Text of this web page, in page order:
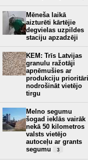
Berlīnē policijas
operācijā nošauts
praida laikā cilvēkos
iebraukušais uzbrucējs
Mēneša laikā
aizturēti kārtējie
degvielas uzpildes
staciju apzadzēji
KEM: Trīs Latvijas
granulu ražotāji
apņēmušies ar
produkciju prioritāri
nodrošināt vietējo
tirgu
Melno segumu
šogad ieklās vairāk
nekā 50 kilometros
valsts vietējo
autoceļu ar grants
segumu
3